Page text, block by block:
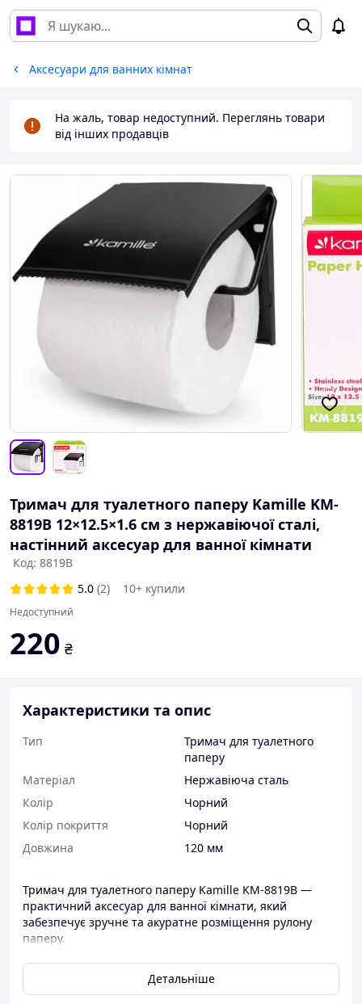
Аксесуари для ванних кімнат
На жаль, товар недоступний. Переглянь товари
від інших продавців
Тримач для туалетного паперу Kamille KM-
8819B 12×12.5×1.6 см з нержавіючої сталі,
настінний аксесуар для ванної кімнати
Код: 8819B
5.0 (2) 10+ купили
Недоступний
220 ₴
Характеристики та опис
Тип
Тримач для туалетного
паперу
Матеріал
Нержавіюча сталь
Колір
Чорний
Колір покриття
Чорний
Довжина
120 мм
Тримач для туалетного паперу Kamille KM-8819B —
практичний аксесуар для ванної кімнати, який
забезпечує зручне та акуратне розміщення рулону
паперу.
Виготовлений із міцної нержавіючої сталі, стійкої до
вологи та корозії, що гарантує довгий термін служби.
Сучасний мінімалістичний дизайн легко поєднується з
Детальніше